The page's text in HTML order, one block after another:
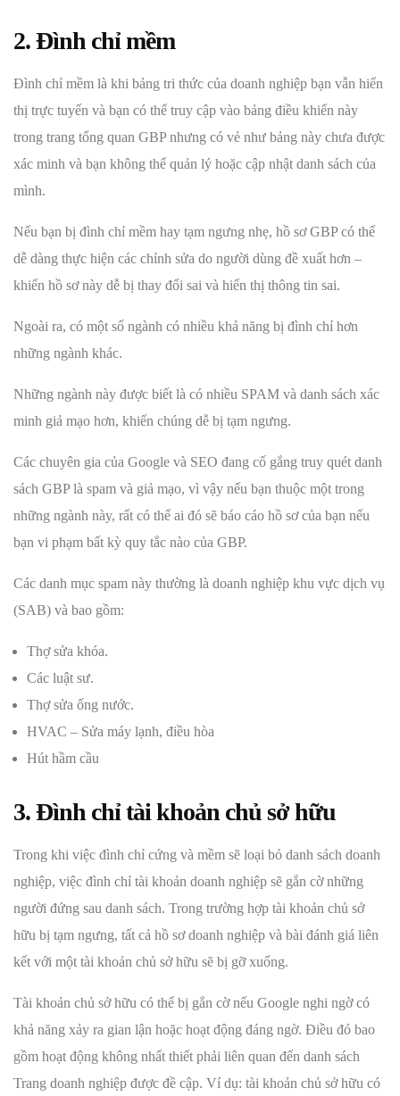
2. Đình chỉ mềm
Đình chỉ mềm là khi bảng tri thức của doanh nghiệp bạn vẫn hiển
thị trực tuyến và bạn có thể truy cập vào bảng điều khiển này
trong trang tổng quan GBP nhưng có vẻ như bảng này chưa được
xác minh và bạn không thể quản lý hoặc cập nhật danh sách của
mình.
Nếu bạn bị đình chỉ mềm hay tạm ngưng nhẹ, hồ sơ GBP có thể
dễ dàng thực hiện các chỉnh sửa do người dùng đề xuất hơn –
khiến hồ sơ này dễ bị thay đổi sai và hiển thị thông tin sai.
Ngoài ra, có một số ngành có nhiều khả năng bị đình chỉ hơn
những ngành khác.
Những ngành này được biết là có nhiều SPAM và danh sách xác
minh giả mạo hơn, khiến chúng dễ bị tạm ngưng.
Các chuyên gia của Google và SEO đang cố gắng truy quét danh
sách GBP là spam và giả mạo, vì vậy nếu bạn thuộc một trong
những ngành này, rất có thể ai đó sẽ báo cáo hồ sơ của bạn nếu
bạn vi phạm bất kỳ quy tắc nào của GBP.
Các danh mục spam này thường là doanh nghiệp khu vực dịch vụ
(SAB) và bao gồm:
Thợ sửa khóa.
Các luật sư.
Thợ sửa ống nước.
HVAC – Sửa máy lạnh, điều hòa
Hút hầm cầu
3. Đình chỉ tài khoản chủ sở hữu
Trong khi việc đình chỉ cứng và mềm sẽ loại bỏ danh sách doanh
nghiệp, việc đình chỉ tài khoản doanh nghiệp sẽ gắn cờ những
người đứng sau danh sách. Trong trường hợp tài khoản chủ sở
hữu bị tạm ngưng, tất cả hồ sơ doanh nghiệp và bài đánh giá liên
kết với một tài khoản chủ sở hữu sẽ bị gỡ xuống.
Tài khoản chủ sở hữu có thể bị gắn cờ nếu Google nghi ngờ có
khả năng xảy ra gian lận hoặc hoạt động đáng ngờ. Điều đó bao
gồm hoạt động không nhất thiết phải liên quan đến danh sách
Trang doanh nghiệp được đề cập. Ví dụ: tài khoản chủ sở hữu có